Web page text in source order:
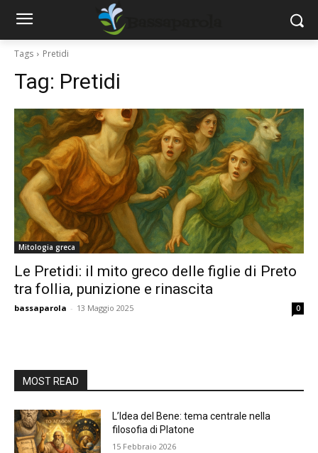
Tags Pretidi
Tag: Pretidi
Mitologia greca
Le Pretidi: il mito greco delle figlie di Preto
tra follia, punizione e rinascita
bassaparola - 13 Maggio 2025 0
MOST READ
L’Idea del Bene: tema centrale nella
filosofia di Platone
15 Febbraio 2026